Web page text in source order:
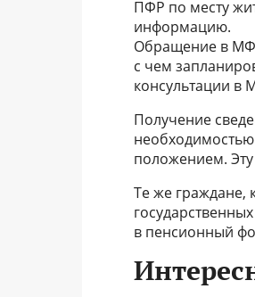
ПФР по месту
информацию.
Обращение в
с чем
консультации в
Получение
положением.
Те же граждане,
в пенсионный